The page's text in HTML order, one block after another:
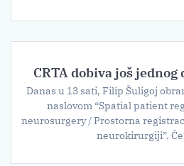
CRTA dobiva još
Danas u 13 sati, Filip Šuligoj
naslovom “Spatial patient
neurosurgery / Prostorna
neurokirurgiji”.